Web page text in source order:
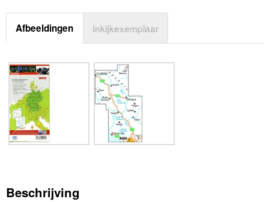
Afbeeldingen Inkijkexemplaar
Beschrijving